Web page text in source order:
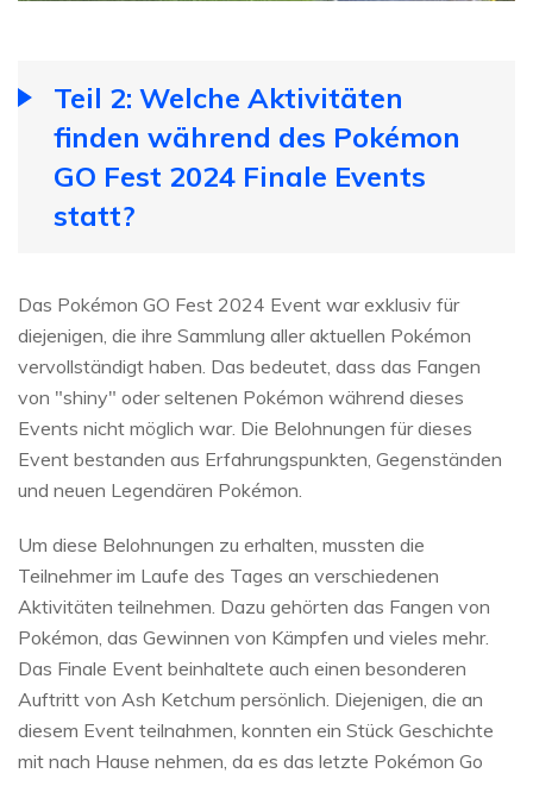
Teil 2: Welche Aktivitäten
finden während des Pokémon
GO Fest 2024 Finale Events
statt?
Das Pokémon GO Fest 2024 Event war exklusiv für
diejenigen, die ihre Sammlung aller aktuellen Pokémon
vervollständigt haben. Das bedeutet, dass das Fangen
von "shiny" oder seltenen Pokémon während dieses
Events nicht möglich war. Die Belohnungen für dieses
Event bestanden aus Erfahrungspunkten, Gegenständen
und neuen Legendären Pokémon.
Um diese Belohnungen zu erhalten, mussten die
Teilnehmer im Laufe des Tages an verschiedenen
Aktivitäten teilnehmen. Dazu gehörten das Fangen von
Pokémon, das Gewinnen von Kämpfen und vieles mehr.
Das Finale Event beinhaltete auch einen besonderen
Auftritt von Ash Ketchum persönlich. Diejenigen, die an
diesem Event teilnahmen, konnten ein Stück Geschichte
mit nach Hause nehmen, da es das letzte Pokémon Go